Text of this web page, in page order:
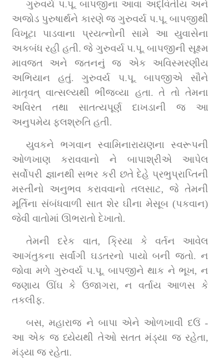
ગુરુવર્ય પ.પૂ. બાપજીના આવા અદ્વિતીય અને
અજોડ પુરુષાર્થને કારણે જ ગુરુવર્ય પ.પૂ. બાપજીથી
વિખૂટા પાડવાના પ્રયત્નોની સામે આ યુવાસેના
અકબંધ રહી હતી. જે ગુરુવર્ય પ.પૂ. બાપજીની સૂક્ષ્મ
માવજત અને જતનનું જ એક અવિસ્મરણીય
અભિયાન હતું. ગુરુવર્ય પ.પૂ. બાપજીએ સૌને
માતૃવત્‌ વાત્સલ્યથી ભીંજવ્યા હતા. તે તો તેમના
અવિરત તથા સાતત્યપૂર્ણ દાખડાની જ આ
અનુપમેય ફલશ્રુતિ હતી.
યુવકને ભગવાન સ્વામિનારાયણના સ્વરૂપની
ઓળખાણ કરાવવાનો ને બાપાશ્રીએ આપેલ
સર્વોપરી જ્ઞાનથી સભર કરી છતે દેહે પ્રભુપ્રાપ્તિની
મસ્તીનો અનુભવ કરાવવાનો તલસાટ, જે તેમની
મૂર્તિના સંબંધવાળી સાત શેર ઘીના મેસૂબ (પકવાન)
જેવી વાતોમાં ઊભરાતો દેખાતો.
તેમની દરેક વાત, ક્રિયા કે વર્તન આવેલ
આગંતુકના સર્વાંગી ઘડતરનો પાયો બની જતો. ન
જોવા મળે ગુરુવર્ય પ.પૂ. બાપજીને થાક ને ભૂખ, ન
જણાય ઊંઘ કે ઉજાગરા, ન વર્તાય આળસ કે
તકલીફ.
બસ, મહારાજ ને બાપા એને ઓળખાવી દઉં -
આ એક જ ધ્યેયથી તેઓ સતત મંડ્યા જ રહેતા,
મંડ્યા જ રહેતા.